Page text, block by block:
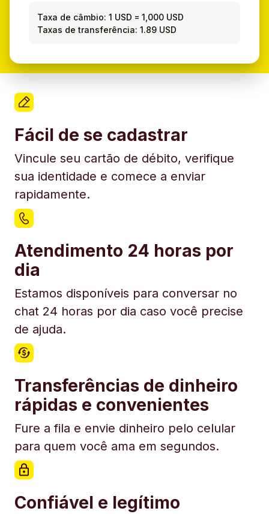
Taxa de câmbio: 1 USD =1,000 USD
Taxas de transferência: 1.89 USD
Fácil de se cadastrar
Vincule seu cartão de débito, verifique
sua identidade e comece a enviar
rapidamente.
Atendimento 24 horas por
dia
Estamos disponíveis para conversar no
chat 24 horas por dia caso você precise
de ajuda.
Transferências de dinheiro
rápidas e convenientes
Fure a fila e envie dinheiro pelo celular
para quem você ama em segundos.
Confiável e legítimo